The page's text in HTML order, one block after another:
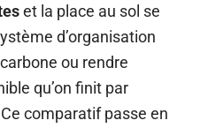
et la place au sol se
d’organisation
ou rendre
qu’on finit par
comparatif passe en